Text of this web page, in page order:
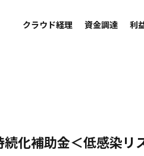
クラウド経理 資金調達 利
化補助金＜低感染リ